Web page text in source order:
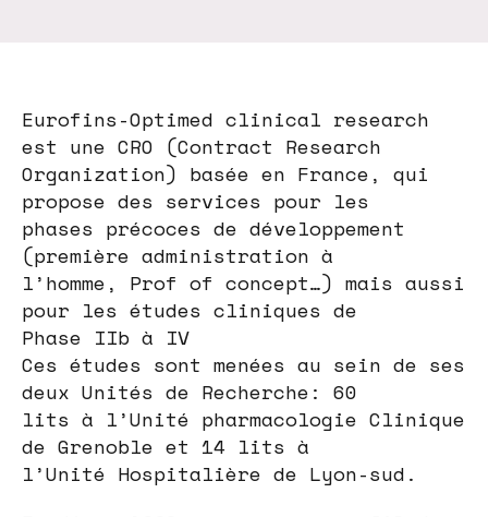
Eurofins-Optimed clinical research
est une CRO (Contract Research
Organization) basée en France, qui
propose des services pour les
phases précoces de développement
(première administration à
l’homme, Prof of concept…) mais aussi
pour les études cliniques de
Phase IIb à IV
Ces études sont menées au sein de ses
deux Unités de Recherche: 60
lits à l’Unité pharmacologie Clinique
de Grenoble et 14 lits à
l’Unité Hospitalière de Lyon-sud.